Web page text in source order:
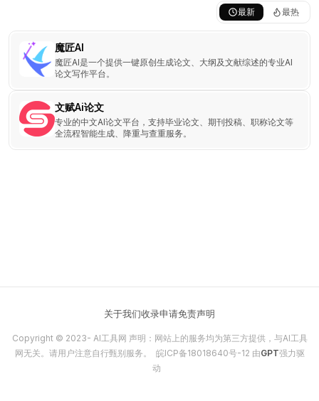
最新 最热
魔匠AI
魔匠AI是一个提供一键原创生成论文、大纲及文献综述的专业AI
论文写作平台。
文赋Ai论文
专业的中文AI论文平台，支持毕业论文、期刊投稿、职称论文等
全流程智能生成、降重与查重服务。
关于我们收录申请免责声明
Copyright © 2023- AI工具网 声明：网站上的服务均为第三方提供，与AI工具
网无关。请用户注意自行甄别服务。 皖ICP备18018640号-12 由GPT强力驱
动